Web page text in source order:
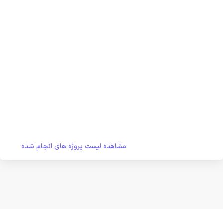
مشاهده لیست پروژه های انجام شده